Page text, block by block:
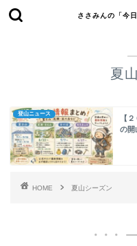
ささみんの「今
―
夏
登山ニュース
【
の開
HOME 夏山シーズン